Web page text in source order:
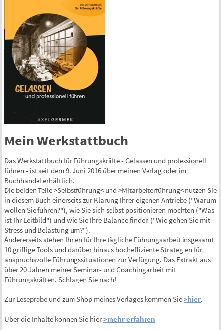
Mein Werkstattbuch
Das Werkstattbuch für Führungskräfte - Gelassen und professionell
führen - ist seit dem 9. Juni 2016 über meinen Verlag oder im
Buchhandel erhältlich.
Die beiden Teile >Selbstführung< und >Mitarbeiterführung< nutzen Sie
in diesem Buch einerseits zur Klärung Ihrer eigenen Antriebe ("Warum
wollen Sie führen?"), wie Sie sich selbst positionieren möchten ("Was
ist Ihr Leitbild") und wie Sie Ihre Balance finden ("Wie gehen Sie mit
Stress und Belastung um?").
Andererseits stehen Ihnen für Ihre tägliche Führungsarbeit insgesamt
10 griffige Tools und darüber hinaus hocheffiziente Strategien für
anspruchsvolle Führungssituationen zur Verfügung. Das Extrakt aus
über 20 Jahren meiner Seminar- und Coachingarbeit mit
Führungskräften. Schlagen Sie nach!
Zur Leseprobe und zum Shop meines Verlages kommen Sie>hier.
Über die Inhalte können Sie hier>mehr erfahren